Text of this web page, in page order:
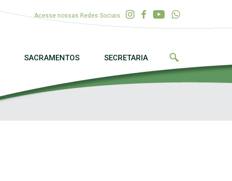
Acesse nossas Redes Sociais
SACRAMENTOS SECRETARIA